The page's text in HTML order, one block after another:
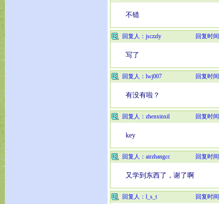
不错
回复人：jsczzly 回复时
写了
回复人：lwj007 回复时
有没有啦？
回复人：zhenxinxil 回复时
key
回复人：airzhangcc 回复时
又学到东西了，谢了啊
回复人：l_s_t 回复时